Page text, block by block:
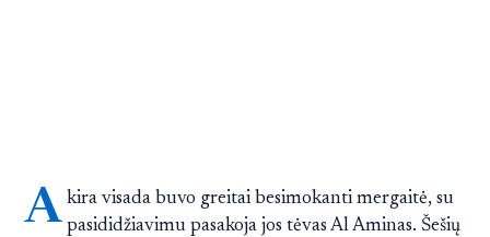
A kira visada buvo greitai besimokanti mergaitė, su
pasididžiavimu pasakoja jos tėvas Al Aminas. Šešių